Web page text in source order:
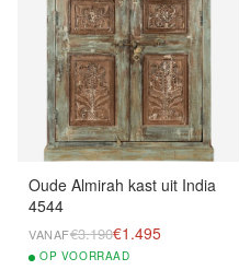
Oude Almirah kast uit India
4544
VANAF€3.190€1.495
OP VOORRAAD